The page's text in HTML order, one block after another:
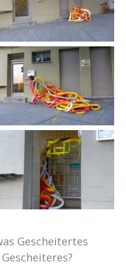
Gescheitertes